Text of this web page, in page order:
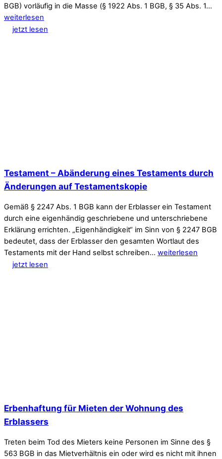
BGB) vorläufig in die Masse (§ 1922 Abs. 1 BGB, § 35 Abs. 1…
weiterlesen
jetzt lesen
Testament – Abänderung eines Testaments durch
Änderungen auf Testamentskopie
Gemäß § 2247 Abs. 1 BGB kann der Erblasser ein Testament
durch eine eigenhändig geschriebene und unterschriebene
Erklärung errichten. „Eigenhändigkeit“ im Sinn von § 2247 BGB
bedeutet, dass der Erblasser den gesamten Wortlaut des
Testaments mit der Hand selbst schreiben… weiterlesen
jetzt lesen
Erbenhaftung für Mieten der Wohnung des
Erblassers
Treten beim Tod des Mieters keine Personen im Sinne des §
563 BGB in das Mietverhältnis ein oder wird es nicht mit ihnen